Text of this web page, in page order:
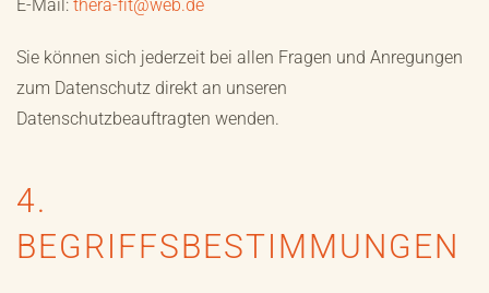
E-Mail: thera-fit@web.de
Sie können sich jederzeit bei allen Fragen und Anregungen
zum Datenschutz direkt an unseren
Datenschutzbeauftragten wenden.
4.
BEGRIFFSBESTIMMUNGEN